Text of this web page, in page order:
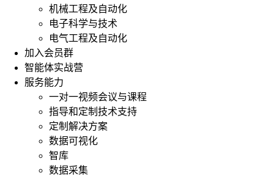
机械工程及自动化
电子科学与技术
电气工程及自动化
加入会员群
智能体实战营
服务能力
一对一视频会议与课程
指导和定制技术支持
定制解决方案
数据可视化
智库
数据采集